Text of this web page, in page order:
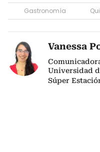
Gastronomía
Vanessa
Universidad
Súper